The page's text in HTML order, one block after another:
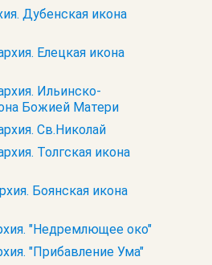
Дубенская икона
Елецкая икона
Ильинско-
Божией Матери
Св.Николай
Толгская икона
Боянская икона
"Недремлющее око"
"Прибавление Ума"